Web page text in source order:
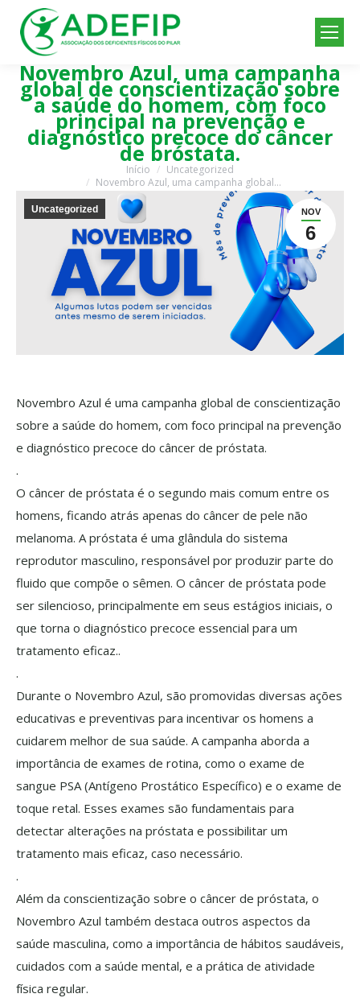
Novembro Azul, uma campanha
global de conscientização sobre
a saúde do homem, com foco
principal na prevenção e
diagnóstico precoce do câncer
de próstata.
Início
Uncategorized
Novembro Azul, uma campanha global…
NOV
6
Uncategorized
Novembro Azul é uma campanha global de conscientização
sobre a saúde do homem, com foco principal na prevenção
e diagnóstico precoce do câncer de próstata.
.
O câncer de próstata é o segundo mais comum entre os
homens, ficando atrás apenas do câncer de pele não
melanoma. A próstata é uma glândula do sistema
reprodutor masculino, responsável por produzir parte do
fluido que compõe o sêmen. O câncer de próstata pode
ser silencioso, principalmente em seus estágios iniciais, o
que torna o diagnóstico precoce essencial para um
tratamento eficaz..
.
Durante o Novembro Azul, são promovidas diversas ações
educativas e preventivas para incentivar os homens a
cuidarem melhor de sua saúde. A campanha aborda a
importância de exames de rotina, como o exame de
sangue PSA (Antígeno Prostático Específico) e o exame de
toque retal. Esses exames são fundamentais para
detectar alterações na próstata e possibilitar um
tratamento mais eficaz, caso necessário.
.
Além da conscientização sobre o câncer de próstata, o
Novembro Azul também destaca outros aspectos da
saúde masculina, como a importância de hábitos saudáveis,
cuidados com a saúde mental, e a prática de atividade
física regular.